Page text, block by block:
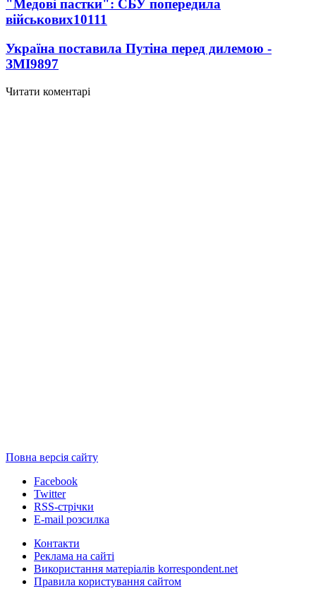
"Медові пастки": СБУ попередила
військових10111
Україна поставила Путіна перед дилемою -
ЗМІ9897
Читати коментарі
Повна версія сайту
Facebook
Twitter
RSS-стрічки
E-mail розсилка
Контакти
Реклама на сайті
Використання матеріалів korrespondent.net
Правила користування сайтом